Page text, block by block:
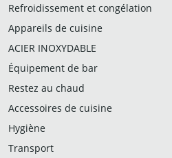
Refroidissement et congélation
Appareils de cuisine
ACIER INOXYDABLE
Équipement de bar
Restez au chaud
Accessoires de cuisine
Hygiène
Transport